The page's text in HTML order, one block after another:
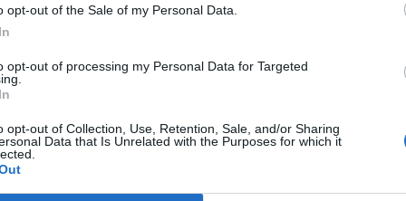
opt-out of the Sale of my Personal Data.
opt-out of processing my Personal Data for Targeted
opt-out of Collection, Use, Retention, Sale, and/or Sharing
Data that Is Unrelated with the Purposes for which it
δεν υπάρχουν άτομα με συμπτώματα στο
Αποδέχομαι τουςόρους χρήσης